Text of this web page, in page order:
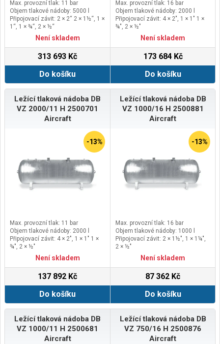
Max. provozní tlak: 11 bar
Objem tlakové nádoby: 5000 l
Připojovací závit: 2 × 2“ 2 × 1½“, 1 ×
1“, 1 × ¾“, 2 × ½“
Kontrolní otvor: Průlezný
Není skladem
313 693 Kč
Do košíku
Max. provozní tlak: 16 bar
Objem tlakové nádoby: 2000 l
Připojovací závit: 4 × 2", 1 × 1" 1 ×
¾", 2 × ½"
Kontrolní otvor: 2 × Ruční
Není skladem
173 684 Kč
Do košíku
Ležící tlaková nádoba DB
VZ 2000/11 H 2500701
Aircraft
-13%
Max. provozní tlak: 11 bar
Objem tlakové nádoby: 2000 l
Připojovací závit: 4 × 2", 1 × 1" 1 ×
¾", 2 × ½"
Kontrolní otvor: 2 × Ruční
Není skladem
137 892 Kč
Do košíku
Ležící tlaková nádoba DB
VZ 1000/16 H 2500881
Aircraft
-13%
Max. provozní tlak: 16 bar
Objem tlakové nádoby: 1000 l
Připojovací závit: 2 × 1½", 1 × 1¼",
2 × ½"
Kontrolní otvor: 2 × Ruční
Není skladem
87 362 Kč
Do košíku
Ležící tlaková nádoba DB
VZ 1000/11 H 2500681
Aircraft
Ležící tlaková nádoba DB
VZ 750/16 H 2500876
Aircraft